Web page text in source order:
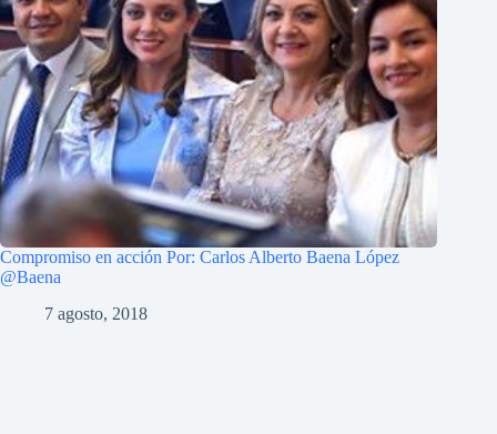
Compromiso en acción Por: Carlos Alberto Baena López
@Baena
7 agosto, 2018